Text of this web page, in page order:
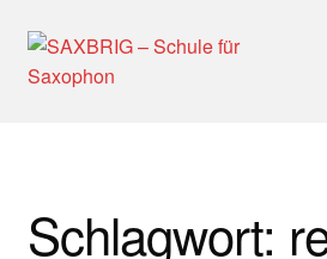
Zur
Navigation
Zum
Inhalt
Aktuelle Blog Artikel
Schlagwort: